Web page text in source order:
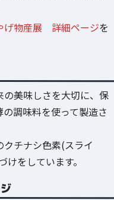
げ物産展 詳細ページを
の美味しさを大切に、保
調味料を使って製造さ
チナシ色素(スライ
をしています。